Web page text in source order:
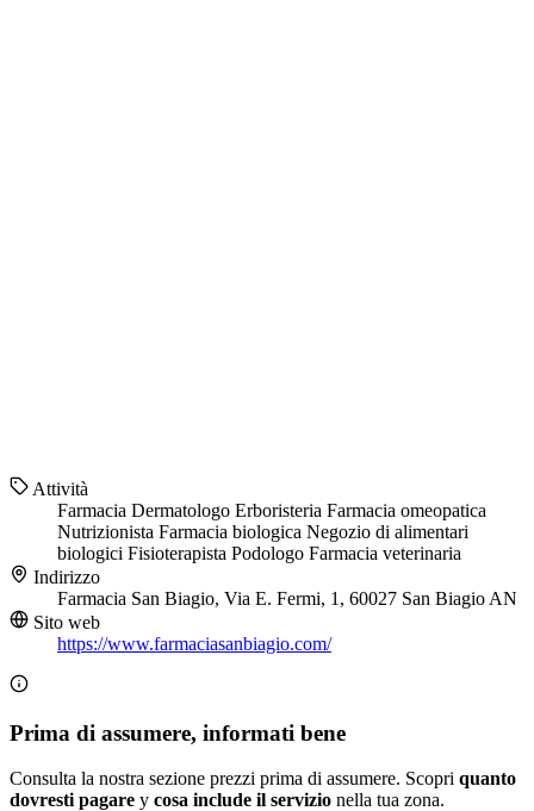
Attività
Farmacia Dermatologo Erboristeria Farmacia omeopatica
Nutrizionista Farmacia biologica Negozio di alimentari
biologici Fisioterapista Podologo Farmacia veterinaria
Indirizzo
Farmacia San Biagio, Via E. Fermi, 1, 60027 San Biagio AN
Sito web
https://www.farmaciasanbiagio.com/
Prima di assumere, informati bene
Consulta la nostra sezione prezzi prima di assumere. Scopri quanto
dovresti pagare y cosa include il servizio nella tua zona.